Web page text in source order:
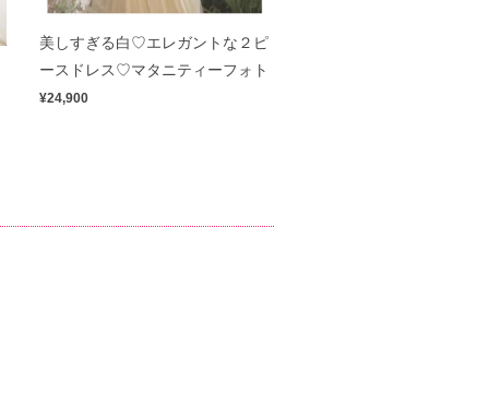
美しすぎる白♡エレガントな２ピ
ースドレス♡マタニティーフォト
¥24,900